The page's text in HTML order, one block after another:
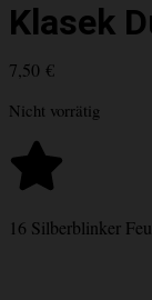
Klasek
7,50 €
Nicht vorrätig
16 Silberblinker